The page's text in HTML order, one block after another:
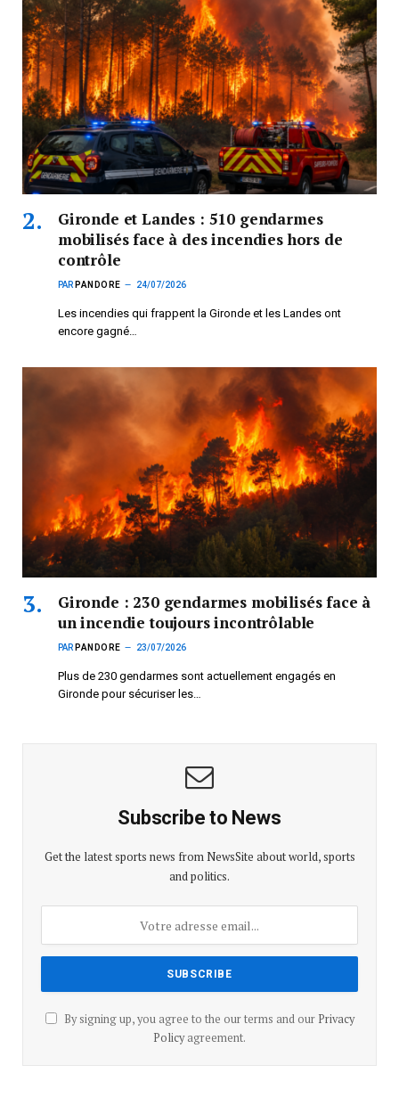
Gironde et Landes : 510 gendarmes
mobilisés face à des incendies hors de
contrôle
PAR PANDORE 24/07/2026
Les incendies qui frappent la Gironde et les Landes ont
encore gagné…
Gironde : 230 gendarmes mobilisés face à
un incendie toujours incontrôlable
PAR PANDORE 23/07/2026
Plus de 230 gendarmes sont actuellement engagés en
Gironde pour sécuriser les…
Subscribe to News
Get the latest sports news from NewsSite about world, sports
and politics.
By signing up, you agree to the our terms and our Privacy
Policyagreement.